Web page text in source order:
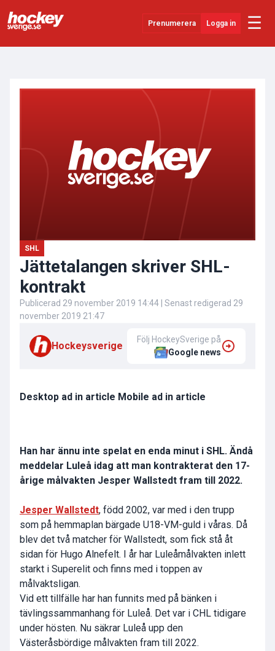
Prenumerera Logga in ☰
SHL
Jättetalangen skriver SHL-
kontrakt
Publicerad 29 november 2019 14:44 | Senast redigerad 29
november 2019 21:47
Hockeysverige
Följ HockeySverige på
Google news
Desktop ad in article Mobile ad in article
Han har ännu inte spelat en enda minut i SHL. Ändå
meddelar Luleå idag att man kontrakterat den 17-
årige målvakten Jesper Wallstedt fram till 2022.
Jesper Wallstedt, född 2002, var med i den trupp
som på hemmaplan bärgade U18-VM-guld i våras. Då
blev det två matcher för Wallstedt, som fick stå åt
sidan för Hugo Alnefelt. I år har Luleåmålvakten inlett
starkt i Superelit och finns med i toppen av
målvaktsligan.
Vid ett tillfälle har han funnits med på bänken i
tävlingssammanhang för Luleå. Det var i CHL tidigare
under hösten. Nu säkrar Luleå upp den
Västeråsbördige målvakten fram till 2022.